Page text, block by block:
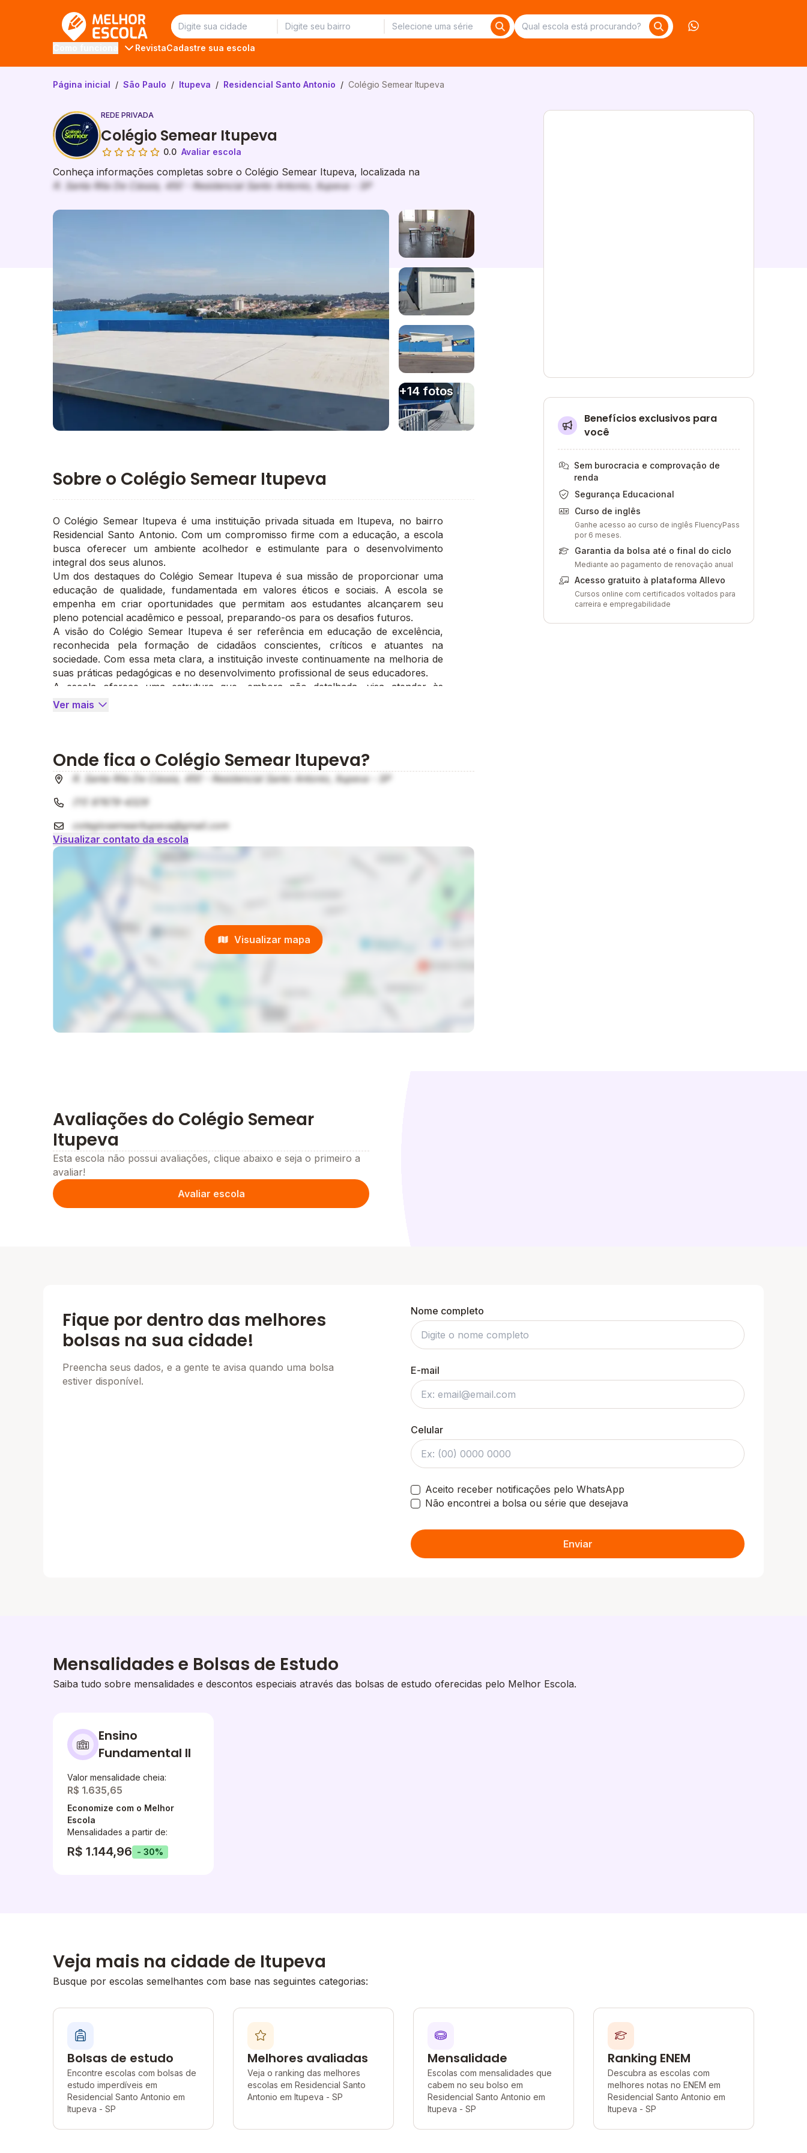
RevistaCadastre sua escola
Página inicial / São Paulo / Itupeva / Residencial Santo Antonio / Colégio Semear Itupeva
REDE PRIVADA
Colégio Semear Itupeva
0.0 Avaliar escola
Conheça informações completas sobre o Colégio Semear Itupeva, localizada na
R. Santa Rita De Cássia, 450 - Residencial Santo Antonio, Itupeva - SP
Benefícios exclusivos para
você
Sem burocracia e comprovação de
renda
Segurança Educacional
Curso de inglês
Ganhe acesso ao curso de inglês FluencyPass
por 6 meses.
Garantia da bolsa até o final do ciclo
Mediante ao pagamento de renovação anual
Acesso gratuito à plataforma Allevo
Cursos online com certificados voltados para
carreira e empregabilidade
Galeria de imagem
Imagem 1
Imagem 2
Imagem 3
+14 fotos
Sobre o Colégio Semear Itupeva
O Colégio Semear Itupeva é uma instituição privada situada em Itupeva, no bairro
Residencial Santo Antonio. Com um compromisso firme com a educação, a escola
busca oferecer um ambiente acolhedor e estimulante para o desenvolvimento
integral dos seus alunos.
Um dos destaques do Colégio Semear Itupeva é sua missão de proporcionar uma
educação de qualidade, fundamentada em valores éticos e sociais. A escola se
empenha em criar oportunidades que permitam aos estudantes alcançarem seu
pleno potencial acadêmico e pessoal, preparando-os para os desafios futuros.
A visão do Colégio Semear Itupeva é ser referência em educação de excelência,
reconhecida pela formação de cidadãos conscientes, críticos e atuantes na
sociedade. Com essa meta clara, a instituição investe continuamente na melhoria de
suas práticas pedagógicas e no desenvolvimento profissional de seus educadores.
A escola oferece uma estrutura que, embora não detalhada, visa atender às
necessidades de seus alunos com um ambiente propício ao aprendizado e ao
cultivar valores como respeito, responsabilidade e colaboração, formando alunos
preparados para contribuir de forma positiva e significativa em suas comunidades e
além.
Ver mais
Onde fica o Colégio Semear Itupeva?
R. Santa Rita De Cássia, 450 - Residencial Santo Antonio, Itupeva - SP
(11) 97679-4329
colegiosemearitupeva@gmail.com
Visualizar contato da escola
Visualizar mapa
Avaliações do Colégio Semear
Itupeva
Esta escola não possui avaliações, clique abaixo e seja o primeiro a
avaliar!
Avaliar escola
Fique por dentro das melhores
bolsas na sua cidade!
Preencha seus dados, e a gente te avisa quando uma bolsa
estiver disponível.
Nome completo
E-mail
Celular
Aceito receber notificações pelo WhatsApp
Não encontrei a bolsa ou série que desejava
Enviar
Mensalidades e Bolsas de Estudo
Saiba tudo sobre mensalidades e descontos especiais através das bolsas de estudo oferecidas pelo Melhor Escola.
Ensino
Fundamental II
Valor mensalidade cheia:
R$ 1.635,65
Economize com o Melhor
Escola
Mensalidades a partir de:
R$ 1.144,96 - 30%
Veja mais na cidade de Itupeva
Busque por escolas semelhantes com base nas seguintes categorias:
Bolsas de estudo
Encontre escolas com bolsas de
estudo imperdíveis em
Residencial Santo Antonio em
Itupeva - SP
Melhores avaliadas
Veja o ranking das melhores
escolas em Residencial Santo
Antonio em Itupeva - SP
Mensalidade
Escolas com mensalidades que
cabem no seu bolso em
Residencial Santo Antonio em
Itupeva - SP
Ranking ENEM
Descubra as escolas com
melhores notas no ENEM em
Residencial Santo Antonio em
Itupeva - SP